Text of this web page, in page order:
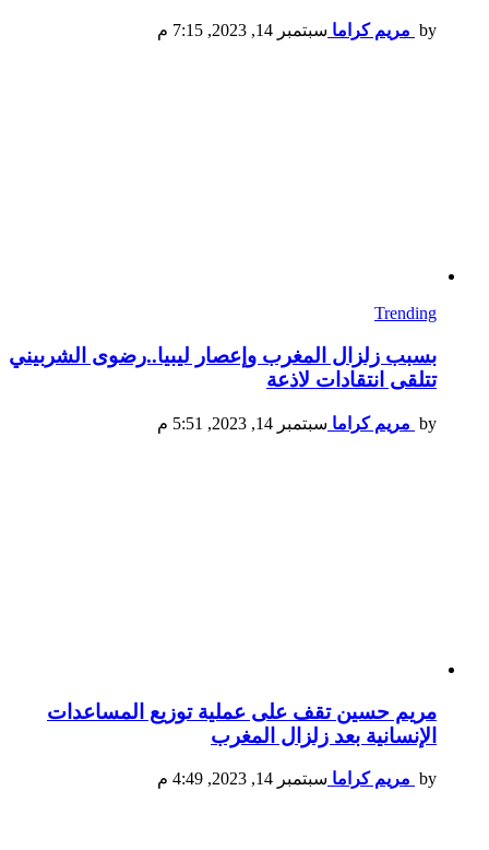
by مريم كراما سبتمبر 14, 2023, 7:15 م
Trending
بسبب زلزال المغرب وإعصار ليبيا..رضوى الشربيني
تتلقى انتقادات لاذعة
by مريم كراما سبتمبر 14, 2023, 5:51 م
مريم حسين تقف على عملية توزيع المساعدات
الإنسانية بعد زلزال المغرب
by مريم كراما سبتمبر 14, 2023, 4:49 م